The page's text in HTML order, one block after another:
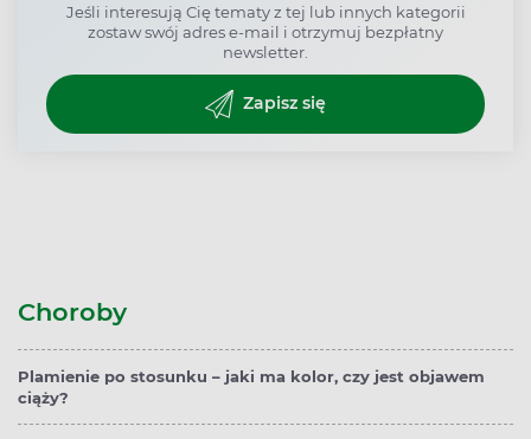
Jeśli interesują Cię tematy z tej lub innych kategorii
zostaw swój adres e-mail i otrzymuj bezpłatny
newsletter.
Zapisz się
Choroby
Plamienie po stosunku – jaki ma kolor, czy jest objawem
ciąży?